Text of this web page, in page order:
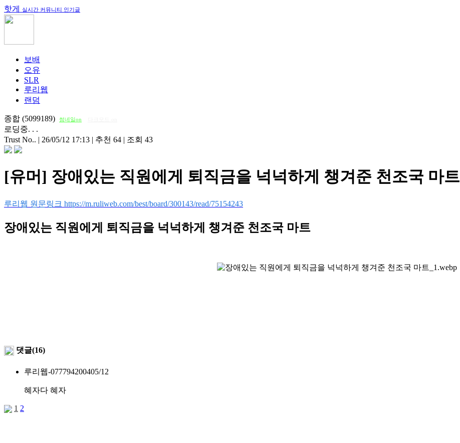
핫게 실시간 커뮤니티 인기글
보배
오유
SLR
루리웹
랜덤
종합 (5099189) 썸네일on
로딩중. . .
Trust No.. | 26/05/12 17:13 | 추천 64 | 조회 43
[유머] 장애있는 직원에게 퇴직금을 넉넉하게 챙겨준 천조국 마트
루리웹 원문링크 https://m.ruliweb.com/best/board/300143/read/75154243
장애있는 직원에게 퇴직금을 넉넉하게 챙겨준 천조국 마트
댓글(16)
루리웹-077794200405/12
혜자다 혜자
1 2